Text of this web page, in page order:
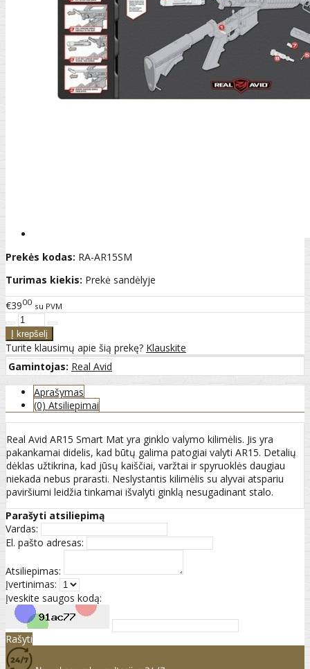
Prekės kodas: RA-AR15SM
Turimas kiekis: Prekė sandėlyje
€3900 su PVM
Turite klausimų apie šią prekę? Klauskite
Gamintojas: Real Avid
Aprašymas
(0) Atsiliepimai
Real Avid AR15 Smart Mat yra ginklo valymo kilimėlis. Jis yra
pakankamai didelis, kad būtų galima patogiai valyti AR15. Detalių
dėklas užtikrina, kad jūsų kaiščiai, varžtai ir spyruoklės daugiau
niekada nebus prarasti. Neslystantis kilimėlis su alyvai atspariu
paviršiumi leidžia tinkamai išvalyti ginklą nesugadinant stalo.
Parašyti atsiliepimą
Vardas:
El. pašto adresas:
Atsiliepimas:
Įvertinimas:
Įveskite saugos kodą:
Rašyti